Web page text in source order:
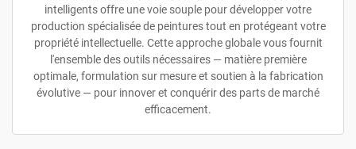
intelligents offre une voie souple pour développer votre
production spécialisée de peintures tout en protégeant votre
propriété intellectuelle. Cette approche globale vous fournit
l'ensemble des outils nécessaires — matière première
optimale, formulation sur mesure et soutien à la fabrication
évolutive — pour innover et conquérir des parts de marché
efficacement.